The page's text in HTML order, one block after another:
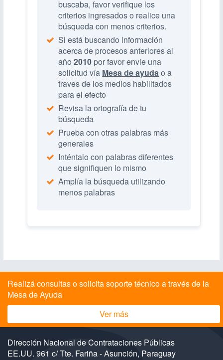
buscaba, favor verifique los
criterios ingresados o realice una
búsqueda con menos criterios.
Si está buscando información
acerca de procesos anteriores al
año2010 por favor envie una
solicitud vía Mesa de ayudao a
traves de los medios habilitados
para el efecto
Revisa la ortografía de tu
búsqueda
Prueba con otras palabras más
generales
Inténtalo con palabras diferentes
que signifiquen lo mismo
Amplía la búsqueda utilizando
menos palabras
Realizá consultas o solicita soporte técnico a través de la
Mesa de Ayuda
Ver más
Dirección Nacional de Contrataciones Públicas
EE.UU. 961 c/ Tte. Fariña - Asunción, Paraguay